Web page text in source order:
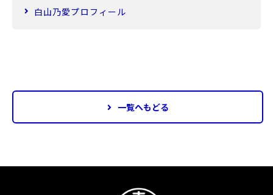
白山乃愛プロフィール
一覧へもどる